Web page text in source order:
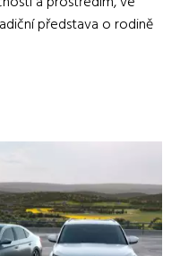
představa o rodině